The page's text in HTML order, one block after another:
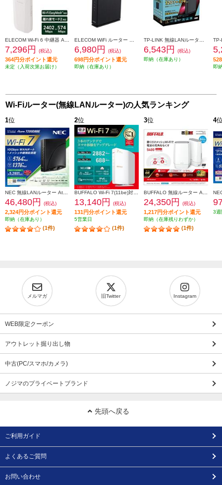
7,296円 (税込)
364円分ポイント還元
未定（入荷次第お届け）
6,980円 (税込)
698円分ポイント還元
即納（在庫あり）
6,543円
(税込)
即納（在庫あり）
即
Wi-Fiルーター(無線LANルーター)の人気ランキング
1位
46,480円 (税込)
2,324円分ポイント還元
即納（在庫あり）
(1件)
2位
13,140円 (税込)
131円分ポイント還元
5営業日
(1件)
3位
24,350円 (税込)
1,217円分ポイント還元
即納（在庫残りわずか）
(1件)
4
3週
メルマガ 旧Twitter Instagram
WEB限定クーポン
アウトレット掘り出し物
中古(PC/スマホ/カメラ)
ノジマのプライベートブランド
先頭へ戻る
ご利用ガイド
よくあるご質問
お問い合わせ